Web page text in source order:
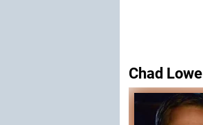
Chad Lowe